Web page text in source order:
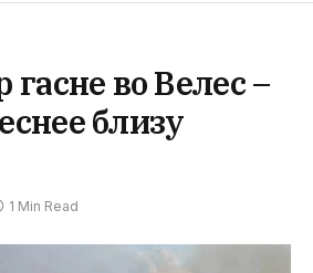
гасне во Велес –
близу
1 Min Read